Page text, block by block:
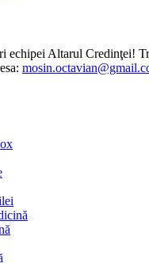
echipei Altarul Credinţei!